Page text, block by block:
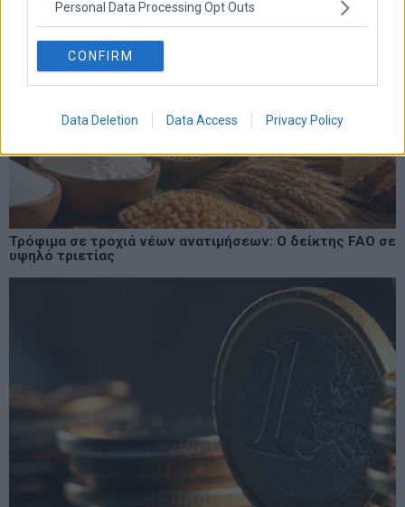
Personal Data Processing Opt Outs
CONFIRM
Data Deletion Data Access Privacy Policy
Τρόφιμα σε τροχιά νέων ανατιμήσεων: Ο δείκτης FAO σε
υψηλό τριετίας